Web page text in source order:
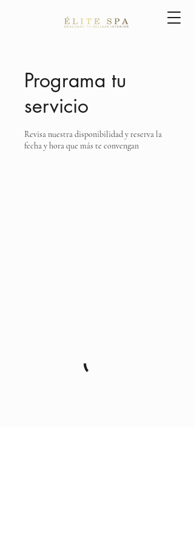
Programa tu
servicio
Revisa nuestra disponibilidad y reserva la
fecha y hora que más te convengan